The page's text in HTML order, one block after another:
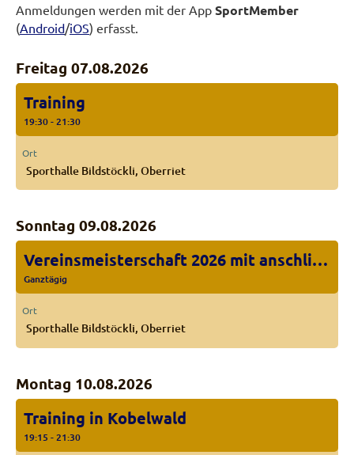
Anmeldungen werden mit der App SportMember
(Android/iOS) erfasst.
Freitag 07.08.2026
Training
19:30 - 21:30
Ort
Sporthalle Bildstöckli, Oberriet
Sonntag 09.08.2026
Vereinsmeisterschaft 2026 mit anschliessendem Grillen
Ganztägig
Ort
Sporthalle Bildstöckli, Oberriet
Montag 10.08.2026
Training in Kobelwald
19:15 - 21:30